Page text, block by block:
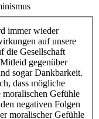
immer wieder
auf unsere
die Gesellschaft
gegenüber
sogar Dankbarkeit.
dass mögliche
Gefühle
negativen Folgen
moralischer Gefühle